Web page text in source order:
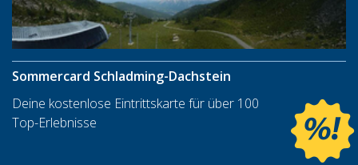
Sommercard Schladming-Dachstein
Deine kostenlose Eintrittskarte für über 100
Top-Erlebnisse